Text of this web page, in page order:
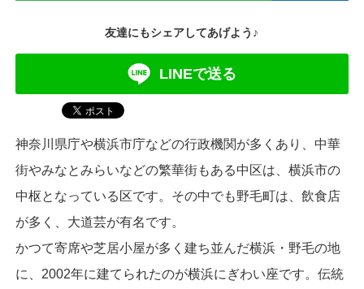
友達にもシェアしてあげよう♪
LINEで送る
神奈川県庁や横浜市庁などの行政機関が多くあり、中華
街やみなとみらいなどの繁華街もある中区は、横浜市の
中枢となっている区です。その中でも野毛町は、飲食店
が多く、大道芸が有名です。
かつて寄席や芝居小屋が多く建ち並んだ横浜・野毛の地
に、2002年に建てられたのが横浜にぎわい座です。伝統